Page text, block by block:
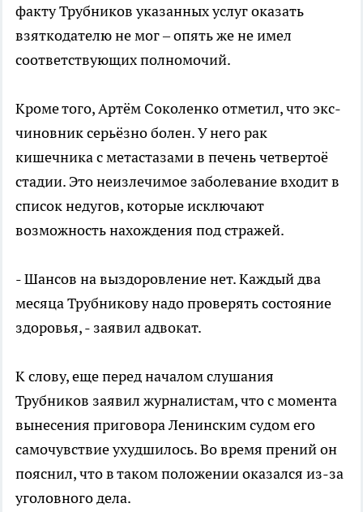
факту Трубников указанных услуг оказать
взяткодателю не мог – опять же не имел
соответствующих полномочий.
Кроме того, Артём Соколенко отметил, что экс-
чиновник серьёзно болен. У него рак
кишечника с метастазами в печень четвертоё
стадии. Это неизлечимое заболевание входит в
список недугов, которые исключают
возможность нахождения под стражей.
- Шансов на выздоровление нет. Каждый два
месяца Трубникову надо проверять состояние
здоровья, - заявил адвокат.
К слову, еще перед началом слушания
Трубников заявил журналистам, что с момента
вынесения приговора Ленинским судом его
самочувствие ухудшилось. Во время прений он
пояснил, что в таком положении оказался из-за
уголовного дела.